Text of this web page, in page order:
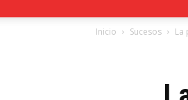
Inicio Sucesos La